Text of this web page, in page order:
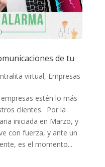
de tu
virtual, Empresas
estén lo más
clientes. Por la
iniciada en Marzo, y
con fuerza, y ante un
es el momento...